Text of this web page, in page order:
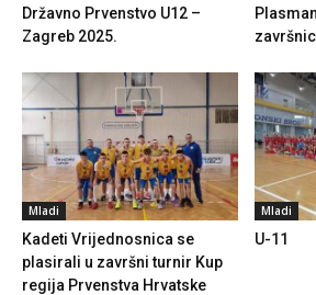
Državno Prvenstvo U12 –
Zagreb 2025.
Mladi
Kadeti Vrijednosnica se
plasirali u završni turnir Kup
regija Prvenstva Hrvatske
Mladi
U-11